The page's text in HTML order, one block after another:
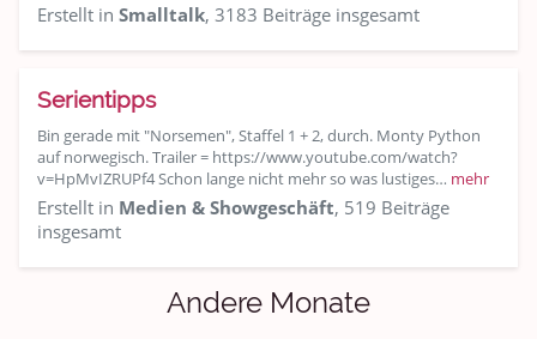
Erstellt in Smalltalk, 3183 Beiträge insgesamt
Serientipps
Bin gerade mit "Norsemen", Staffel 1 + 2, durch. Monty Python
auf norwegisch. Trailer = https://www.youtube.com/watch?
v=HpMvIZRUPf4 Schon lange nicht mehr so was lustiges… mehr
Erstellt in Medien & Showgeschäft, 519 Beiträge
insgesamt
Andere Monate